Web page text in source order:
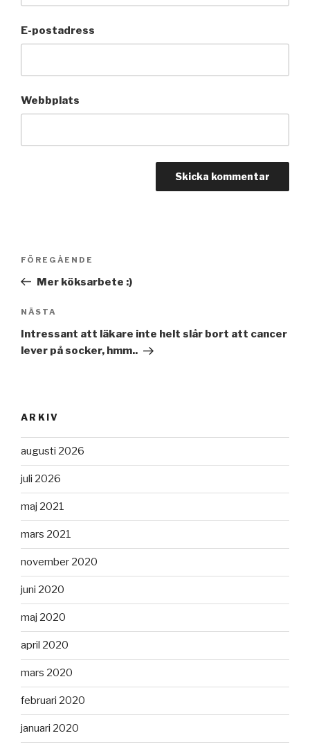
E-postadress
Webbplats
Inläggsnavigering
Föregående
inlägg
FÖREGÅENDE
Mer köksarbete :)
Nästa
inlägg
NÄSTA
Intressant att läkare inte helt slår bort att cancer
lever på socker, hmm..
ARKIV
augusti 2026
juli 2026
maj 2021
mars 2021
november 2020
juni 2020
maj 2020
april 2020
mars 2020
februari 2020
januari 2020